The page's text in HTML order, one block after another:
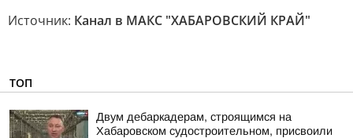
Источник: Канал в МАКС "ХАБАРОВСКИЙ КРАЙ"
ТОП
Двум дебаркадерам, строящимся на
Хабаровском судостроительном, присвоили